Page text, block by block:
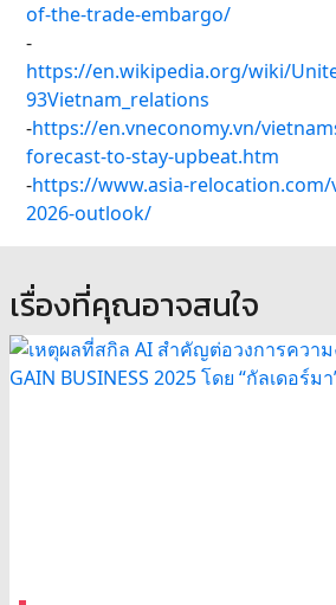
of-the-trade-embargo/
-
https://en.wikipedia.org/wiki/
93Vietnam_relations
-https://en.vneconomy.vn/
forecast-to-stay-upbeat.htm
-https://www.asia-
2026-outlook/
เรื่องที่คุณอาจสนใจ